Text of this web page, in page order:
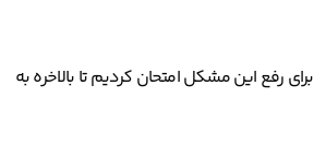
رفع این مشکل امتحان کردیم تا بالاخره به